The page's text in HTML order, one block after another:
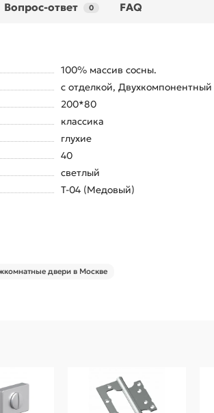
Вопрос-ответ 0 FAQ
100% массив сосны.
с отделкой,
200*80
классика
глухие
40
светлый
Т-04 (Медовый)
двери в Москве